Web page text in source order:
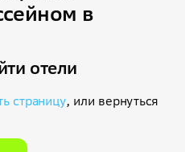
в
отели
страницу, или вернуться